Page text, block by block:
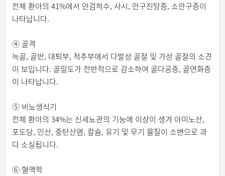
전체 환아의 41%에서 안검하수, 사시, 안구진탕증, 소안구증이
나타납니다.
④ 골격
늑골, 골반, 대퇴부, 척추부에서 다발성 골절 및 가성 골절의 소견
이 보입니다. 골밀도가 전반적으로 감소하여 골다공증, 골연화증
이 나타납니다.
⑤ 비뇨생식기
전체 환아의 34%는 신세뇨관의 기능에 이상이 생겨 아미노산,
포도당, 인산, 중탄산염, 칼슘, 유기 및 무기 물질이 소변으로 과
다 소실됩니다.
⑥ 혈액학